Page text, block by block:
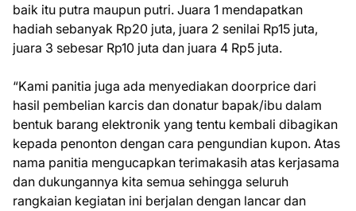
baik itu putra maupun putri. Juara 1 mendapatkan
hadiah sebanyak Rp20 juta, juara 2 senilai Rp15 juta,
juara 3 sebesar Rp10 juta dan juara 4 Rp5 juta.
“Kami panitia juga ada menyediakan doorprice dari
hasil pembelian karcis dan donatur bapak/ibu dalam
bentuk barang elektronik yang tentu kembali dibagikan
kepada penonton dengan cara pengundian kupon. Atas
nama panitia mengucapkan terimakasih atas kerjasama
dan dukungannya kita semua sehingga seluruh
rangkaian kegiatan ini berjalan dengan lancar dan